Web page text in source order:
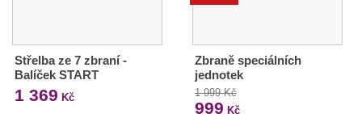
Střelba ze 7 zbraní -
Balíček START
1 369 Kč
Zbraně speciálních
jednotek
1 999 Kč
999 Kč